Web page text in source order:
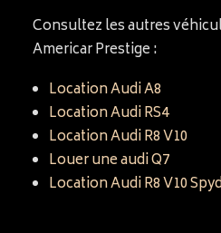
Consultez les autres
Americar Prestige :
Location Audi A8
Location Audi RS4
Location Audi R8 V10
Louer une audi Q7
Location Audi R8 V10